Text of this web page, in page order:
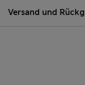
Versand und